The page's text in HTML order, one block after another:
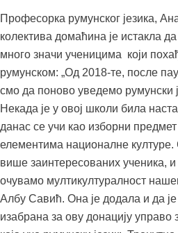
Професорка румунског језика,
колектива домаћина је истакла
много значи ученицима који
румунском: „Од 2018-те, после
смо да поново уведемо румунски
Некада је у овој школи била
данас се учи као изборни предмет
елементима националне
више заинтересованих ученика,
очувамо мултикултуралност
Албу Савић. Она је додала и да
изабрана за ову донацију управо